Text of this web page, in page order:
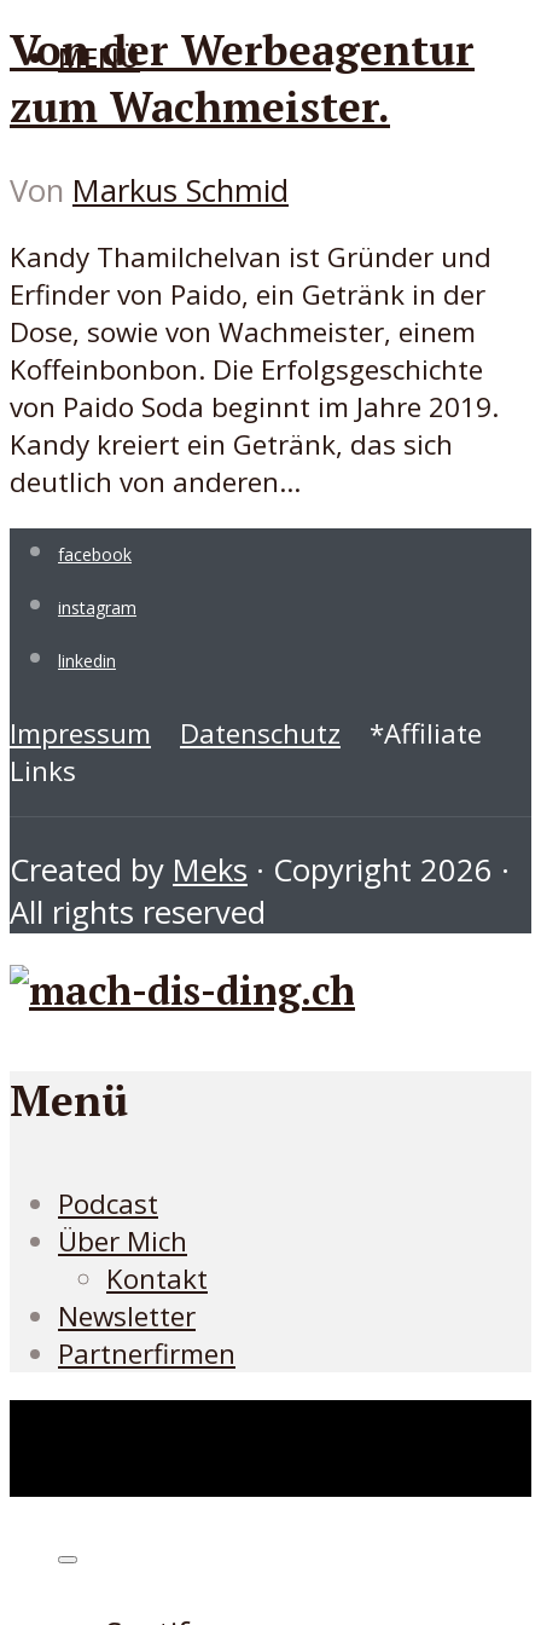
MENÜ
Von der Werbeagentur
zum Wachmeister.
Von Markus Schmid
Kandy Thamilchelvan ist Gründer und
Erfinder von Paido, ein Getränk in der
Dose, sowie von Wachmeister, einem
Koffeinbonbon. Die Erfolgsgeschichte
von Paido Soda beginnt im Jahre 2019.
Kandy kreiert ein Getränk, das sich
deutlich von anderen...
facebook
instagram
linkedin
Impressum Datenschutz *Affiliate
Links
Created by Meks · Copyright 2026 ·
All rights reserved
Menü
Podcast
Über Mich
Kontakt
Newsletter
Partnerfirmen